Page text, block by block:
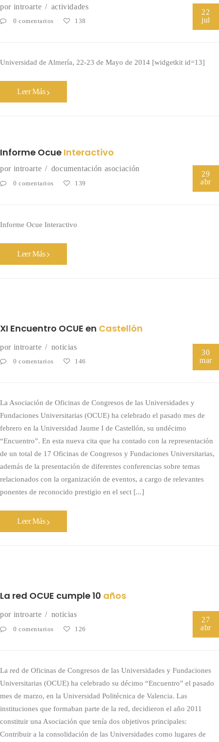
por introarte actividades
0 comentarios 138
22
jul
Universidad de Almería, 22-23 de Mayo de 2014 [widgetkit id=13]
Leer Más
Informe Ocue Interactivo
por introarte documentación asociación
0 comentarios 139
29
abr
Informe Ocue Interactivo
Leer Más
XI Encuentro OCUE en Castellón
por introarte noticias
0 comentarios 146
30
mar
La Asociación de Oficinas de Congresos de las Universidades y
Fundaciones Universitarias (OCUE) ha celebrado el pasado mes de
febrero en la Universidad Jaume I de Castellón, su undécimo
“Encuentro”. En esta nueva cita que ha contado con la representación
de un total de 17 Oficinas de Congresos y Fundaciones Universitarias,
además de la presentación de diferentes conferencias sobre temas
relacionados con la organización de eventos, a cargo de relevantes
ponentes de reconocido prestigio en el sect [...]
Leer Más
La red OCUE cumple 10 años
por introarte noticias
0 comentarios 126
27
abr
La red de Oficinas de Congresos de las Universidades y Fundaciones
Universitarias (OCUE) ha celebrado su décimo “Encuentro” el pasado
mes de marzo, en la Universidad Politécnica de Valencia. Las
instituciones que formaban parte de la red, decidieron el año 2011
constituir una Asociación que tenía dos objetivos principales:
Contribuir a la consolidación de las Universidades como lugares de